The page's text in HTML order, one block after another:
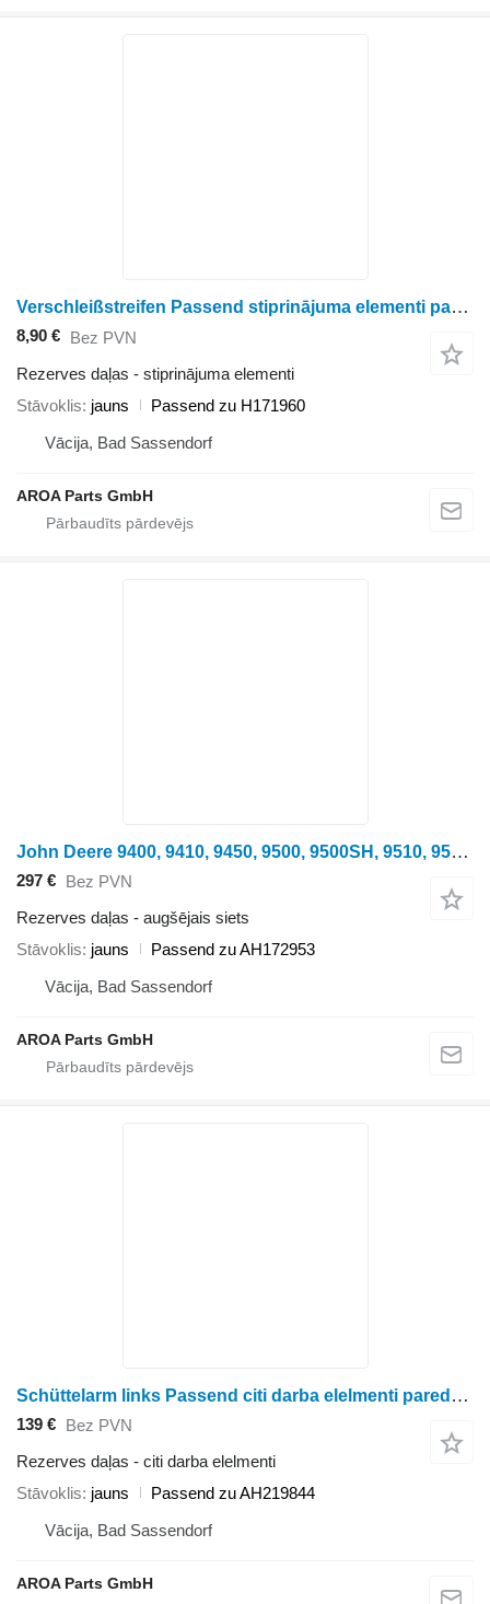
Verschleißstreifen Passend stiprinājuma elementi paredzēts John Deere 9450, 9550SH, 9550, 9560SH, 9560, 9560STS, 9570 STS, 9650CTS, 96 graudu kombaina
8,90 € Bez PVN
Rezerves daļas - stiprinājuma elementi
Stāvoklis jauns
Passend zu H171960
Vācija, Bad Sassendorf
AROA Parts GmbH
John Deere 9400, 9410, 9450, 9500, 9500SH, 9510, 9510SH, 9550, 9550SH, 9560 Passend augšējais siets
297 € Bez PVN
Rezerves daļas - augšējais siets
Stāvoklis jauns
Passend zu AH172953
Vācija, Bad Sassendorf
AROA Parts GmbH
Schüttelarm links Passend citi darba elelmenti paredzēts John Deere S650, S660, S670, S680, S690, 9560 STS, 9570, 9660 STS, 9670, 97 graudu kombaina
139 € Bez PVN
Rezerves daļas - citi darba elelmenti
Stāvoklis jauns
Passend zu AH219844
Vācija, Bad Sassendorf
AROA Parts GmbH